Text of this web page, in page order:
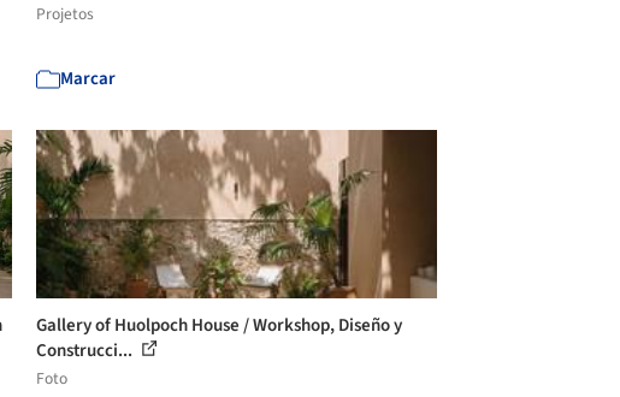
Projetos
Marcar
Gallery of Huolpoch House / Workshop, Diseño y
Construcci...
Foto